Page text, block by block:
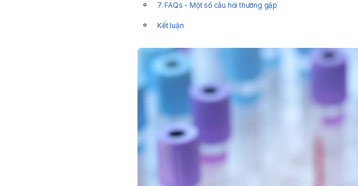
7. FAQs - Một số câu hỏi thường gặp
Kết luận